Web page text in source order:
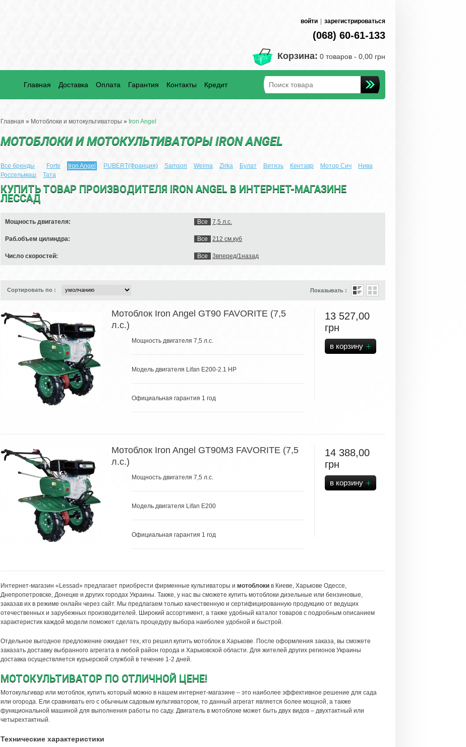
войти зарегистрироваться
(068) 60-61-133
Корзина: 0 товаров - 0,00 грн
Главная Доставка Оплата Гарантия Контакты Кредит
Главная » Мотоблоки и мотокультиваторы » Iron Angel
МОТОБЛОКИ И МОТОКУЛЬТИВАТОРЫ IRON ANGEL
Все бренды Forte Iron Angel PUBERT(Франция) Samson Weima Zirka Булат Витязь Кентавр Мотор Сич
Нива
Россельмаш
Тата
КУПИТЬ ТОВАР ПРОИЗВОДИТЕЛЯ IRON ANGEL В ИНТЕРНЕТ-МАГАЗИНЕ
ЛЕССАД
Мощность двигателя: Все 7,5 л.с.
Раб.объем цилиндра: Все 212 см.куб
Число скоростей: Все 3вперед/1назад
Сортировать по : Показывать :
13 527,00
грн
Мотоблок Iron Angel GT90 FAVORITE (7,5
л.с.)
Мощность двигателя 7,5 л.с.
Модель двигателя Lifan E200-2.1 HP
Официальная гарантия 1 год
14 388,00
грн
Мотоблок Iron Angel GT90M3 FAVORITE (7,5
л.с.)
Мощность двигателя 7,5 л.с.
Модель двигателя Lifan E200
Официальная гарантия 1 год
Интернет-магазин «Lessad» предлагает приобрести фирменные культиваторы и мотоблоки в Киеве, Харькове Одессе,
Днепропетровске, Донецке и других городах Украины. Также, у нас вы сможете купить мотоблоки дизельные или бензиновые,
заказав их в режиме онлайн через сайт. Мы предлагаем только качественную и сертифицированную продукцию от ведущих
отечественных и зарубежных производителей. Широкий ассортимент, а также удобный каталог товаров с подробным описанием
характеристик каждой модели поможет сделать процедуру выбора наиболее удобной и быстрой.
Отдельное выгодное предложение ожидает тех, кто решил купить мотоблок в Харькове. После оформления заказа, вы сможете
заказать доставку выбранного агрегата в любой район города и Харьковской области. Для жителей других регионов Украины
доставка осуществляется курьерской службой в течение 1-2 дней.
МОТОКУЛЬТИВАТОР ПО ОТЛИЧНОЙ ЦЕНЕ!
Мотокультивар или мотоблок, купить который можно в нашем интернет-магазине – это наиболее эффективное решение для сада
или огорода. Ели сравнивать его с обычным садовым культиватором, то данный агрегат является более мощной, а также
функциональной машиной для выполнения работы по саду. Двигатель в мотоблоке может быть двух видов – двухтактный или
четырехтактный.
Технические характеристики